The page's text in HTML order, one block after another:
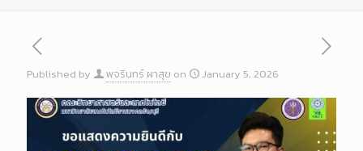
Published by พจรินทร์ ผาสุข on January 5, 2026